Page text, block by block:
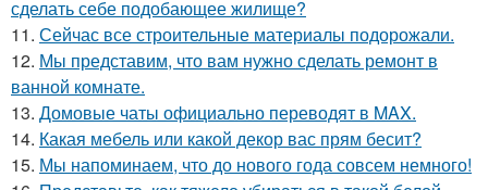
сделать себе подобающее жилище?
11. Сейчас все строительные материалы подорожали.
12. Мы представим, что вам нужно сделать ремонт в
ванной комнате.
13. Домовые чаты официально переводят в MAX.
14. Какая мебель или какой декор вас прям бесит?
15. Мы напоминаем, что до нового года совсем немного!